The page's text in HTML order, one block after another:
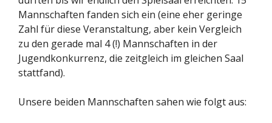
Mannschaften fanden sich ein (eine eher geringe
Zahl für diese Veranstaltung, aber kein Vergleich
zu den gerade mal 4 (!) Mannschaften in der
Jugendkonkurrenz, die zeitgleich im gleichen Saal
stattfand).
Unsere beiden Mannschaften sahen wie folgt aus: